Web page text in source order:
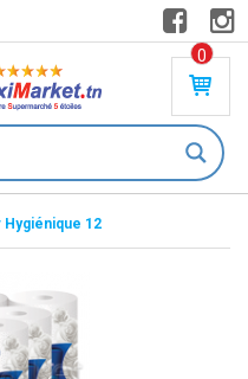
0
PR
DU
IT(
S)
Hygiénique 12